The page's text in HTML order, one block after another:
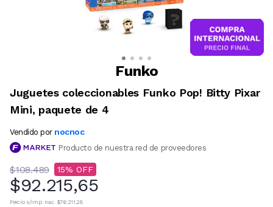
Funko
Juguetes coleccionables Funko Pop! Bitty Pixar
Mini, paquete de 4
Vendido por nocnoc
Producto de nuestra red de proveedores
$108.489 15
$92.215,65
Precio s/imp. nac. $76.211,28